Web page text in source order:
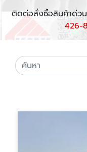
ติดต่อสั่งซื้อสินค้าด่วน
426-